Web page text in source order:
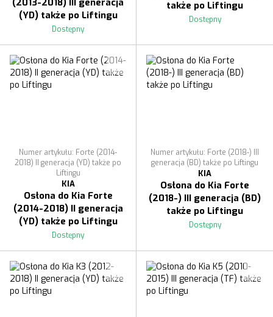
(2013-2018) III generacja
(YD) także po Liftingu
Dostępny
także po Liftingu
Dostępny
Numer artykułu: Forte (2014-
2018) II generacja (YD) także po
Liftingu
KIA
Osłona do Kia Forte
(2014-2018) II generacja
(YD) także po Liftingu
Dostępny
Numer artykułu: Forte (2018-) III
generacja (BD) także po Liftingu
KIA
Osłona do Kia Forte
(2018-) III generacja (BD)
także po Liftingu
Dostępny